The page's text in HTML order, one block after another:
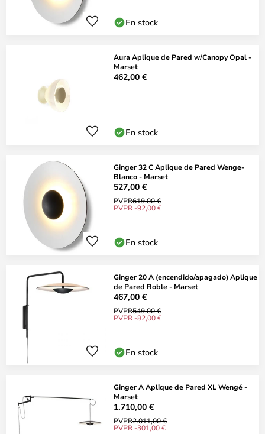
En stock
Aura Aplique de Pared w/Canopy Opal -
Marset
462,00 €
En stock
Ginger 32 C Aplique de Pared Wenge-
Blanco - Marset
527,00 €
PVPR619,00 €
PVPR -92,00 €
En stock
Ginger 20 A (encendido/apagado) Aplique
de Pared Roble - Marset
467,00 €
PVPR549,00 €
PVPR -82,00 €
En stock
Ginger A Aplique de Pared XL Wengé -
Marset
1.710,00 €
PVPR2.011,00 €
PVPR -301,00 €